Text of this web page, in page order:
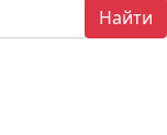
Найти